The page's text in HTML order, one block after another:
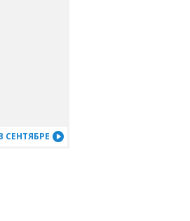
СЕНТЯБРЕ